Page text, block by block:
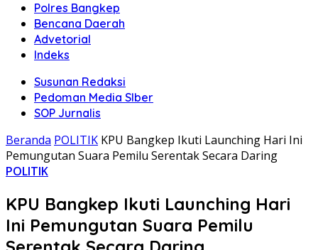
Polres Bangkep
Bencana Daerah
Advetorial
Indeks
Susunan Redaksi
Pedoman Media SIber
SOP Jurnalis
Beranda POLITIK KPU Bangkep Ikuti Launching Hari Ini
Pemungutan Suara Pemilu Serentak Secara Daring
POLITIK
KPU Bangkep Ikuti Launching Hari
Ini Pemungutan Suara Pemilu